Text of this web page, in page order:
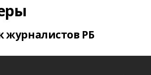
журналистов РБ